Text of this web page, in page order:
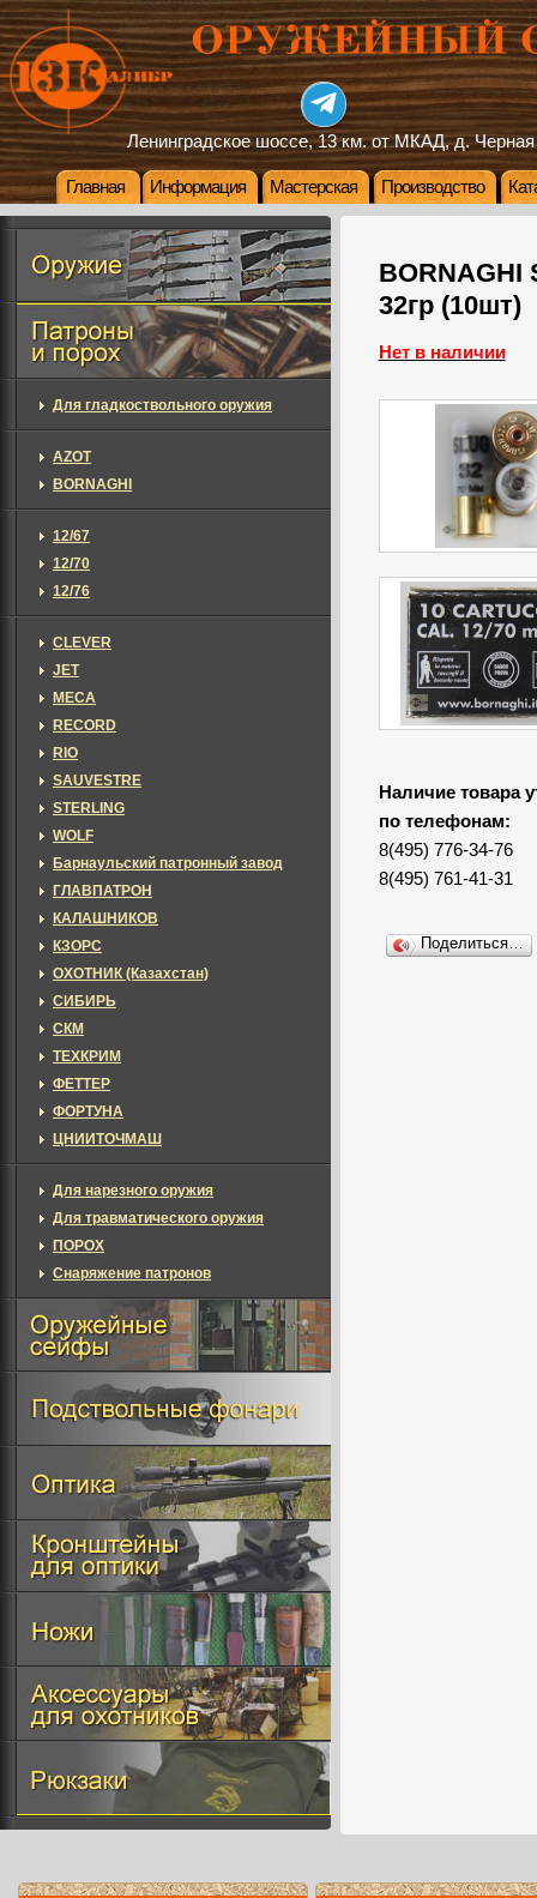
Ленинградское шоссе, 13 км. от МКАД, д. Черная
Главная Информация Мастерская Производство
BORNAGHI
32гр (10шт)
Нет в наличии
Наличие товара
по телефонам:
8(495) 776-34-76
8(495) 761-41-31
Поделиться…
Для гладкоствольного оружия
AZOT
BORNAGHI
12/67
12/70
12/76
CLEVER
JET
MECA
RECORD
RIO
SAUVESTRE
STERLING
WOLF
Барнаульский патронный завод
ГЛАВПАТРОН
КАЛАШНИКОВ
КЗОРС
ОХОТНИК (Казахстан)
СИБИРЬ
СКМ
ТЕХКРИМ
ФЕТТЕР
ФОРТУНА
ЦНИИТОЧМАШ
Для нарезного оружия
Для травматического оружия
ПОРОХ
Снаряжение патронов